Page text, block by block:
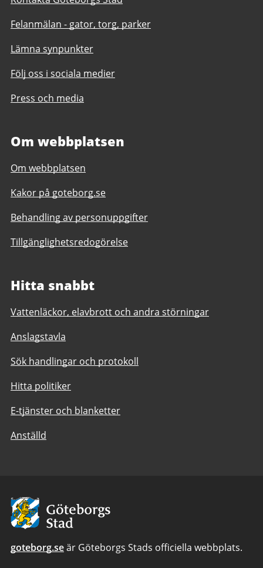
Felanmälan - gator, torg, parker
Lämna synpunkter
Följ oss i sociala medier
Press och media
Om webbplatsen
Om webbplatsen
Kakor på goteborg.se
Behandling av personuppgifter
Tillgänglighetsredogörelse
Hitta snabbt
Vattenläckor, elavbrott och andra störningar
Anslagstavla
Sök handlingar och protokoll
Hitta politiker
E-tjänster och blanketter
Anställd
Avsändare:
Göteborgs
Stad
goteborg.seär Göteborgs Stads officiella webbplats.